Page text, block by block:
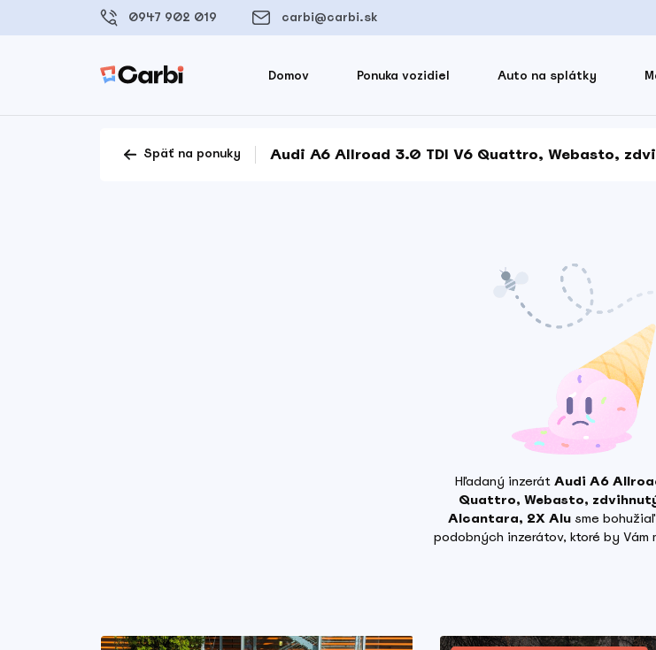
0947 902 019 carbi@carbi.sk
Domov Ponuka vozidiel Auto na splátky
Späť na ponuky Audi A6 Allroad 3.0 TDI V6 Quattro, Webasto,
Hľadaný inzerátAudi A6
Quattro, Webasto,
Alcantara, 2X Alusme
podobných inzerátov, ktoré by Vám